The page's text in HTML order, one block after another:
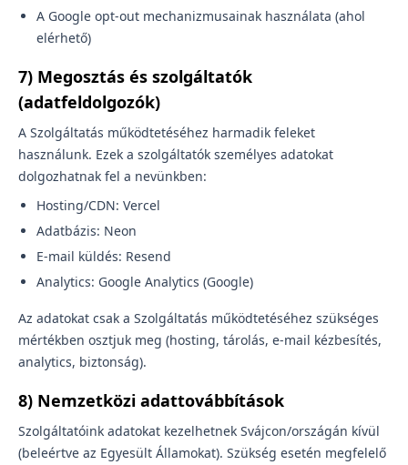
A Google opt-out mechanizmusainak használata (ahol
elérhető)
7) Megosztás és szolgáltatók
(adatfeldolgozók)
A Szolgáltatás működtetéséhez harmadik feleket
használunk. Ezek a szolgáltatók személyes adatokat
dolgozhatnak fel a nevünkben:
Hosting/CDN: Vercel
Adatbázis: Neon
E-mail küldés: Resend
Analytics: Google Analytics (Google)
Az adatokat csak a Szolgáltatás működtetéséhez szükséges
mértékben osztjuk meg (hosting, tárolás, e-mail kézbesítés,
analytics, biztonság).
8) Nemzetközi adattovábbítások
Szolgáltatóink adatokat kezelhetnek Svájcon/országán kívül
(beleértve az Egyesült Államokat). Szükség esetén megfelelő